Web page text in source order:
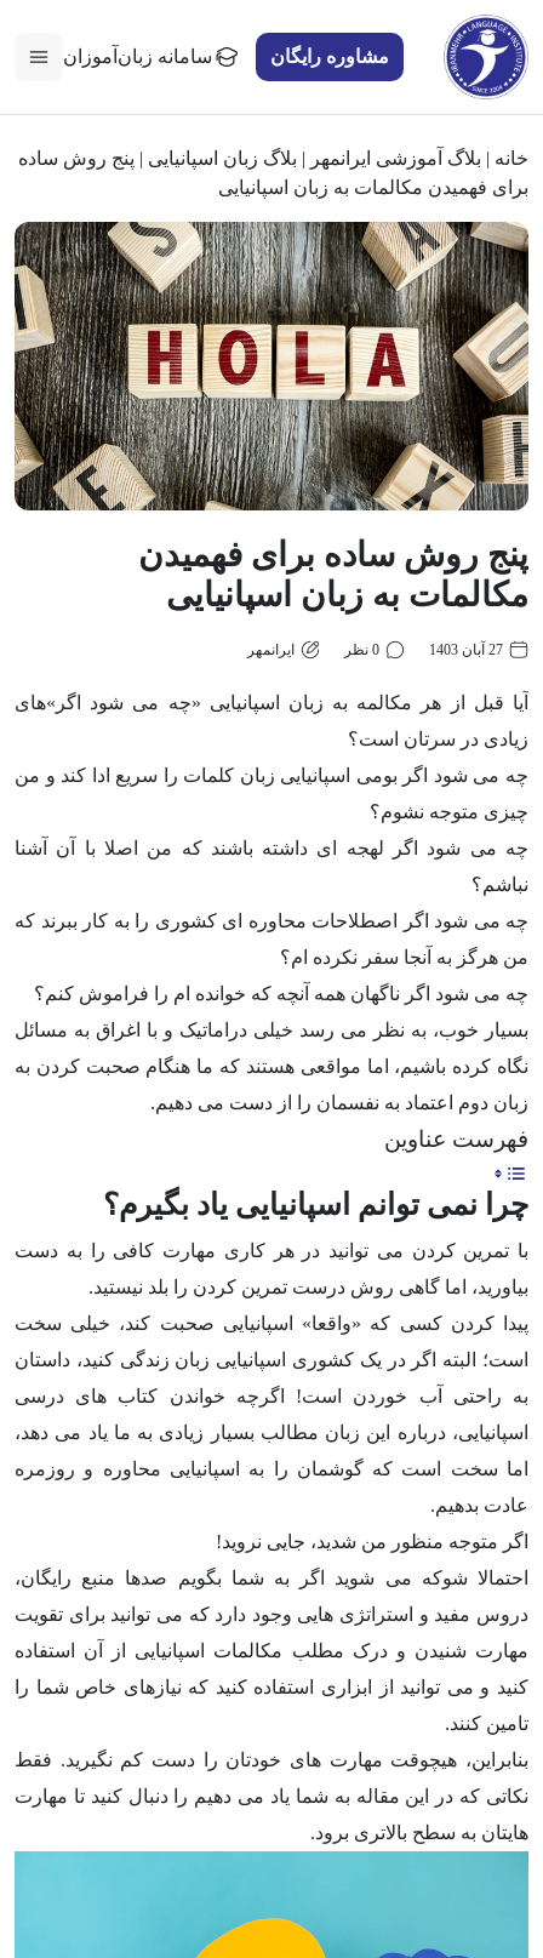
مشاوره رایگان سامانه زبان‌آموزان
خانه | بلاگ آموزشی ایرانمهر | بلاگ زبان اسپانیایی | پنج روش ساده
برای فهمیدن مکالمات به زبان اسپانیایی
پنج روش ساده برای فهمیدن
مکالمات به زبان اسپانیایی
27 آبان 1403 0 نظر ایرانمهر
آیا قبل از هر مکالمه به زبان اسپانیایی «چه می شود اگر»های
زیادی در سرتان است؟
چه می شود اگر بومی اسپانیایی زبان کلمات را سریع ادا کند و من
چیزی متوجه نشوم؟
چه می شود اگر لهجه ای داشته باشند که من اصلا با آن آشنا
نباشم؟
چه می شود اگر اصطلاحات محاوره ای کشوری را به کار ببرند که
من هرگز به آنجا سفر نکرده ام؟
چه می شود اگر ناگهان همه آنچه که خوانده ام را فراموش کنم؟
بسیار خوب، به نظر می رسد خیلی دراماتیک و با اغراق به مسائل
نگاه کرده باشیم، اما مواقعی هستند که ما هنگام صحبت کردن به
زبان دوم اعتماد به نفسمان را از دست می دهیم.
فهرست عناوین
چرا نمی توانم اسپانیایی یاد بگیرم؟
با تمرین کردن می توانید در هر کاری مهارت کافی را به دست
بیاورید، اما گاهی روش درست تمرین کردن را بلد نیستید.
پیدا کردن کسی که «واقعا» اسپانیایی صحبت کند، خیلی سخت
است؛ البته اگر در یک کشوری اسپانیایی زبان زندگی کنید، داستان
به راحتی آب خوردن است! اگرچه خواندن کتاب های درسی
اسپانیایی، درباره این زبان مطالب بسیار زیادی به ما یاد می دهد،
اما سخت است که گوشمان را به اسپانیایی محاوره و روزمره
عادت بدهیم.
اگر متوجه منظور من شدید، جایی نروید!
احتمالا شوکه می شوید اگر به شما بگویم صدها منبع رایگان،
دروس مفید و استراتژی هایی وجود دارد که می توانید برای تقویت
مهارت شنیدن و درک مطلب مکالمات اسپانیایی از آن استفاده
کنید و می توانید از ابزاری استفاده کنید که نیازهای خاص شما را
تامین کنند.
بنابراین، هیچوقت مهارت های خودتان را دست کم نگیرید. فقط
نکاتی که در این مقاله به شما یاد می دهیم را دنبال کنید تا مهارت
هایتان به سطح بالاتری برود.